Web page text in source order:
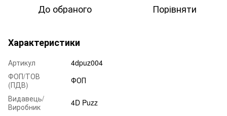
До обраного Порівняти
Характеристики
Артикул
4dpuz004
ФОП/ТОВ
(ПДВ)
ФОП
Видавець/
Виробник
4D Puzz